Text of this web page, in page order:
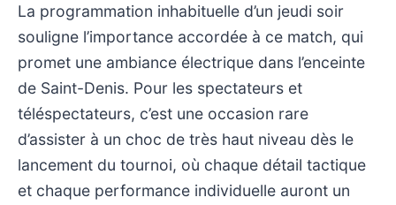
La programmation inhabituelle d’un jeudi soir
souligne l’importance accordée à ce match, qui
promet une ambiance électrique dans l’enceinte
de Saint-Denis. Pour les spectateurs et
téléspectateurs, c’est une occasion rare
d’assister à un choc de très haut niveau dès le
lancement du tournoi, où chaque détail tactique
et chaque performance individuelle auront un